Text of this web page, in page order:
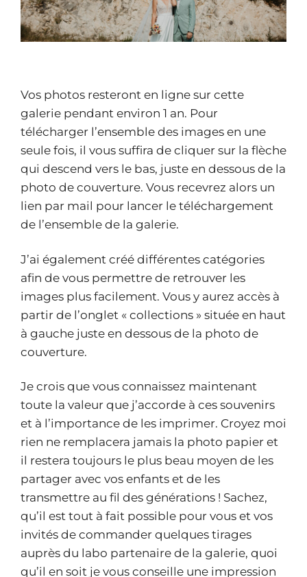
Vos photos resteront en ligne sur cette
galerie pendant environ 1 an. Pour
télécharger l’ensemble des images en une
seule fois, il vous suffira de cliquer sur la flèche
qui descend vers le bas, juste en dessous de la
photo de couverture. Vous recevrez alors un
lien par mail pour lancer le téléchargement
de l’ensemble de la galerie.
J’ai également créé différentes catégories
afin de vous permettre de retrouver les
images plus facilement. Vous y aurez accès à
partir de l’onglet « collections » située en haut
à gauche juste en dessous de la photo de
couverture.
Je crois que vous connaissez maintenant
toute la valeur que j’accorde à ces souvenirs
et à l’importance de les imprimer. Croyez moi
rien ne remplacera jamais la photo papier et
il restera toujours le plus beau moyen de les
partager avec vos enfants et de les
transmettre au fil des générations ! Sachez,
qu’il est tout à fait possible pour vous et vos
invités de commander quelques tirages
auprès du labo partenaire de la galerie, quoi
qu’il en soit je vous conseille une impression